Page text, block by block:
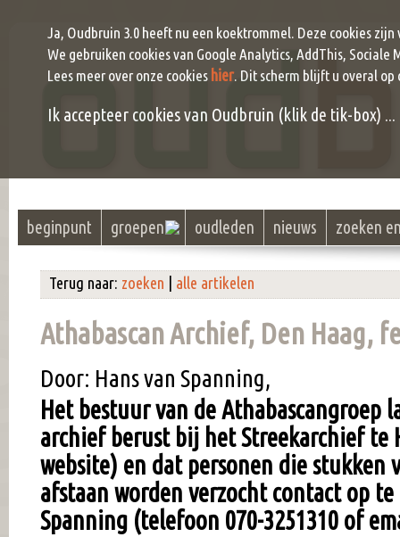
beginpunt groepen oudleden nieuws zoeken
Terug naar: zoeken alle artikelen
Athabascan Archief, Den Haag,
Door: Hans van Spanning,
Het bestuur van de Athabascangroep
archief berust bij het Streekarchief te
website) en dat personen die
afstaan worden verzocht contact op
Spanning (telefoon 070-3251310 of
Ja, Oudbruin 3.0 heeft nu een koektrommel. Deze cookies
We gebruiken cookies van Google Analytics, AddThis, Sociale
Lees meer over onze cookies hier. Dit scherm blijft u overal op
Ik accepteer cookies van Oudbruin (klik de tik-box) ...